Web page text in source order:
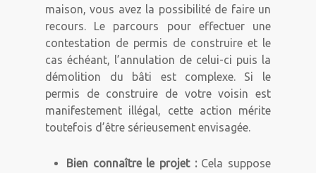
maison, vous avez la possibilité de faire un
recours. Le parcours pour effectuer une
contestation de permis de construire et le
cas échéant, l’annulation de celui-ci puis la
démolition du bâti est complexe. Si le
permis de construire de votre voisin est
manifestement illégal, cette action mérite
toutefois d’être sérieusement envisagée.
Bien connaître le projet : Cela suppose